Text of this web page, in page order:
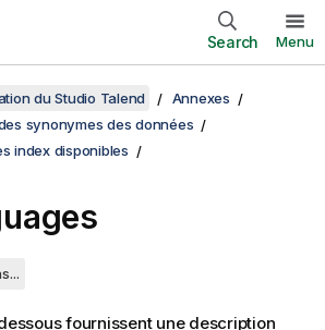
Search Menu
du Studio Talend
Annexes
synonymes des données
index disponibles
fournissent une description